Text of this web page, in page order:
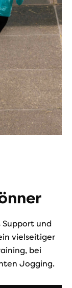
und
vielseitiger
bei
Jogging.